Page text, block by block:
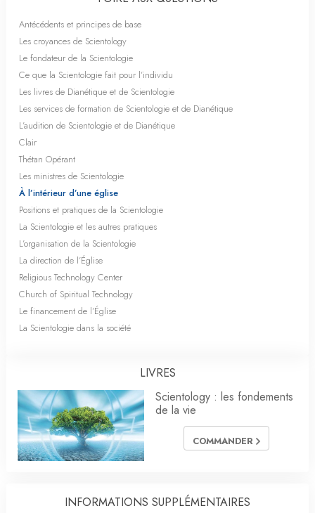
Antécédents et principes de base
Les croyances de Scientology
Le fondateur de la Scientologie
Ce que la Scientologie fait pour l’individu
Les livres de Dianétique et de Scientologie
Les services de formation de Scientologie et de Dianétique
L’audition de Scientologie et de Dianétique
Clair
Thétan Opérant
Les ministres de Scientologie
À l’intérieur d’une église
Positions et pratiques de la Scientologie
La Scientologie et les autres pratiques
L’organisation de la Scientologie
La direction de l’Église
Religious Technology Center
Church of Spiritual Technology
Le financement de l’Église
La Scientologie dans la société
LIVRES
Scientology : les fondements
de la vie
COMMANDER
INFORMATIONS SUPPLÉMENTAIRES